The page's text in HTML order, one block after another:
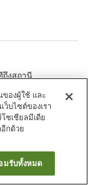
ถึงสถานี
Chibachuo Ekimae
ของผู้ใช้ และ
บไซต์ของเรา
ซเชียลมีเดีย
กด้วย
มรับทั้งหมด